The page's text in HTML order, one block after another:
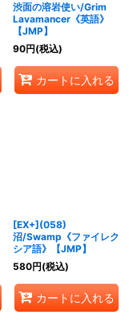
渋面の溶岩使い/Grim
Lavamancer《英語》
【JMP】
90円(税込)
カートに入れる
[EX+](058)
沼/Swamp《ファイレク
シア語》【JMP】
580円(税込)
カートに入れる